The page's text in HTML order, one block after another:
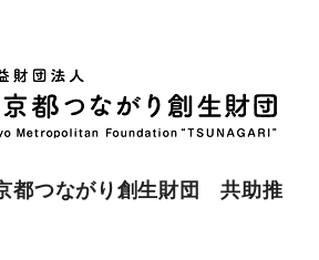
都つながり創生財団 共助推